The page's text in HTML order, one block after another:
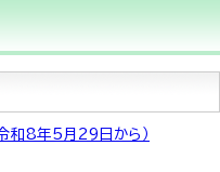
和8年5月29日から）